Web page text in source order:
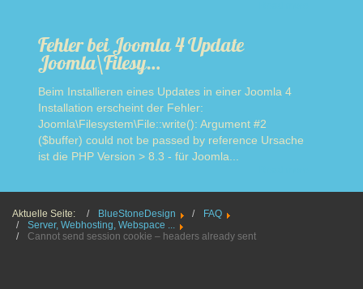
Fehler bei Joomla 4 Update
Joomla\Filesy…
Beim Installieren eines Updates in einer Joomla 4
Installation erscheint der Fehler:
Joomla\Filesystem\File::write(): Argument #2
($buffer) could not be passed by reference Ursache
ist die PHP Version > 8.3 - für Joomla...
Aktuelle Seite: BlueStoneDesign
FAQ
Server, Webhosting, Webspace ...
Cannot send session cookie – headers already sent